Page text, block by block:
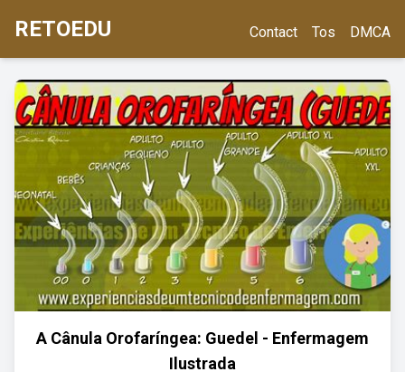
RETOEDU Contact Tos DMCA
A Cânula Orofaríngea: Guedel - Enfermagem
Ilustrada